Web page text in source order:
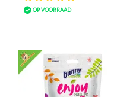
OP VOORRAAD